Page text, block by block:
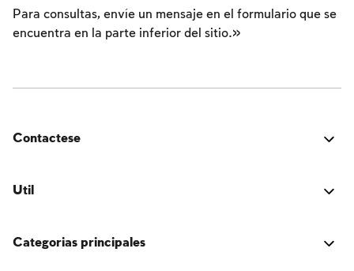
Para consultas, envíe un mensaje en el formulario que se
encuentra en la parte inferior del sitio.»
Contactese
una idea para mejorar? ¡Nos encantaría saber de ti!
Util
El libro de la tradición judía.
Categorias principales